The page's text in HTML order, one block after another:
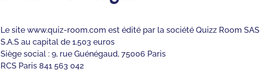
Le site www.quiz-room.com est édité par la société Quizz Room SAS
S.A.S au capital de 1.503 euros
Siège social : 9, rue Guénégaud, 75006 Paris
RCS Paris 841 563 042